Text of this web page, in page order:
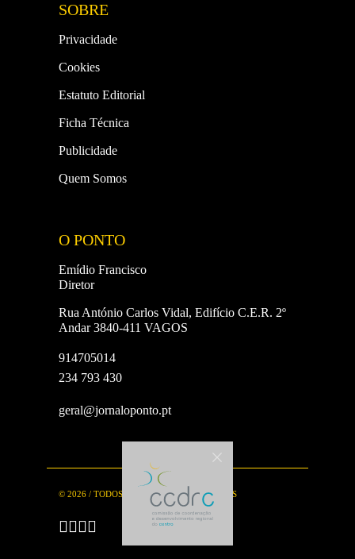
SOBRE
Privacidade
Cookies
Estatuto Editorial
Ficha Técnica
Publicidade
Quem Somos
O PONTO
Emídio Francisco
Diretor
Rua António Carlos Vidal, Edifício C.E.R. 2º
Andar 3840-411 VAGOS
914705014
234 793 430
geral@jornaloponto.pt
© 2026 / TODOS OS DIREITOS RESERVADOS